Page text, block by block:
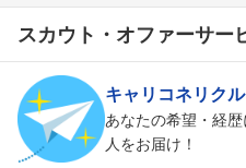
スカウト・オファーサー
キャリコネリク
あなたの希望・経
人をお届け！